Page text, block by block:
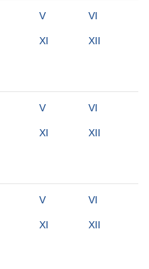
V VI
XI XII
V VI
XI XII
V VI
XI XII